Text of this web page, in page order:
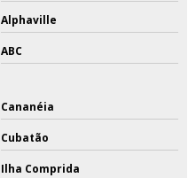
Alphaville
ABC
Cananéia
Cubatão
Ilha Comprida